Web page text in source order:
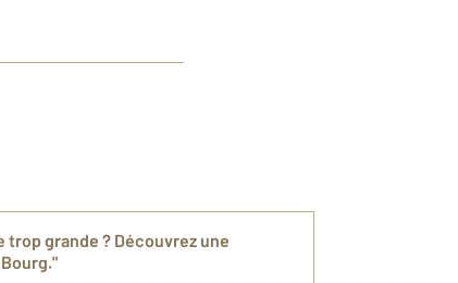
grande ? Découvrez une